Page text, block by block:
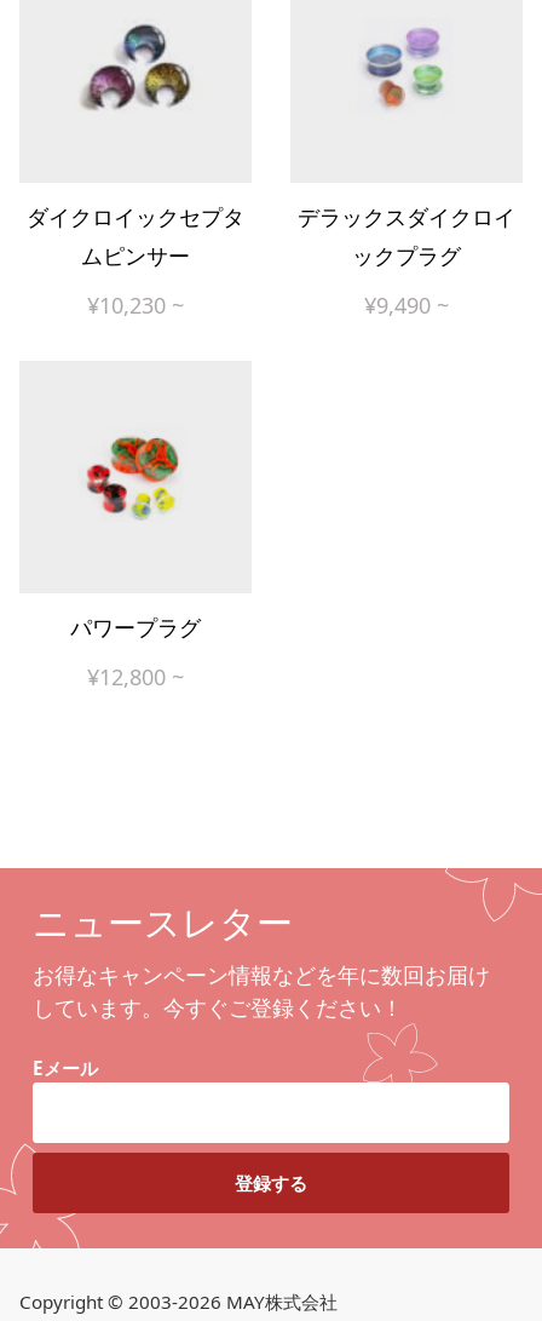
ダイクロイックセプタ
ムピンサー
¥10,230 ~
デラックスダイクロイ
ックプラグ
¥9,490 ~
パワープラグ
¥12,800 ~
ニュースレター
お得なキャンペーン情報などを年に数回お届け
しています。今すぐご登録ください！
Eメール
Copyright © 2003-2026 MAY株式会社